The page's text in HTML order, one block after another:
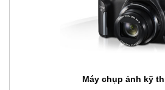
Máy chụp ảnh kỹ